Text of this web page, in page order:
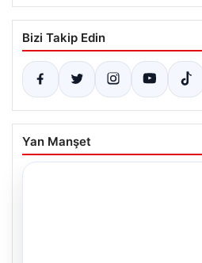
Bizi Takip Edin
Yan Manşet